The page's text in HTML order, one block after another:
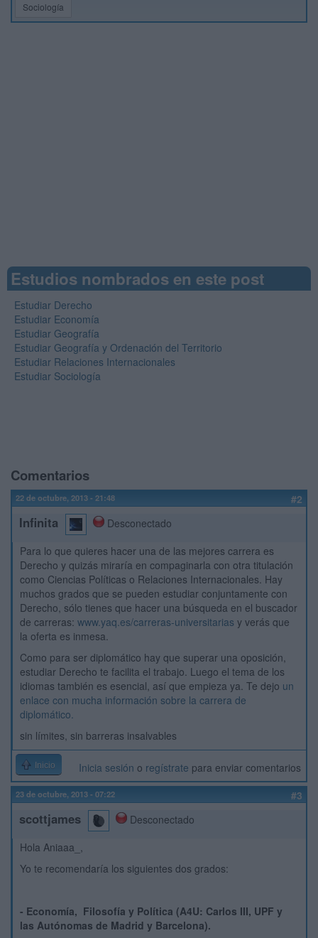
Sociología
Estudios nombrados en este post
Estudiar Derecho
Estudiar Economía
Estudiar Geografía
Estudiar Geografía y Ordenación del Territorio
Estudiar Relaciones Internacionales
Estudiar Sociología
Comentarios
22 de octubre, 2013 - 21:48 #2
Infinita
Desconectado
Para lo que quieres hacer una de las mejores carrera es
Derecho y quizás miraría en compaginarla con otra titulación
como Ciencias Políticas o Relaciones Internacionales. Hay
muchos grados que se pueden estudiar conjuntamente con
Derecho, sólo tienes que hacer una búsqueda en el buscador
de carreras: www.yaq.es/carreras-universitarias y verás que
la oferta es inmesa.
Como para ser diplomático hay que superar una oposición,
estudiar Derecho te facilita el trabajo. Luego el tema de los
idiomas también es esencial, así que empieza ya. Te dejo un
enlace con mucha información sobre la carrera de
diplomático.
sin límites, sin barreras insalvables
Inicio Inicia sesión o regístrate para enviar comentarios
23 de octubre, 2013 - 07:22 #3
scottjames
Desconectado
Hola Aniaaa_,
Yo te recomendaría los siguientes dos grados:
- Economía, Filosofía y Política (A4U: Carlos III, UPF y
las Autónomas de Madrid y Barcelona).